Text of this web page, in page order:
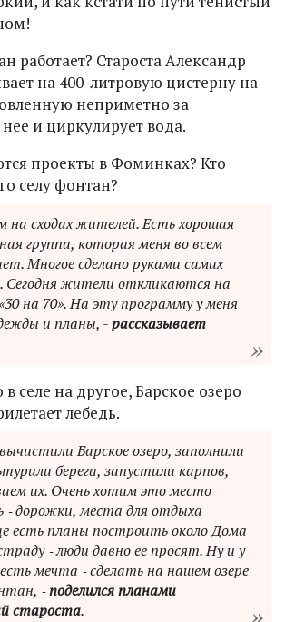
работает? Староста Александр
на 400-литровую цистерну на
неприметно за
и циркулирует вода.
проекты в Фоминках? Кто
селу фонтан?
на сходах жителей. Есть хорошая
группа, которая меня во всем
Многое сделано руками самих
Сегодня жители откликаются на
на 70». На эту программу у меня
и планы, -рассказывает
в селе на другое, Барское озеро
лебедь.
Барское озеро, заполнили
берега, запустили карпов,
их. Очень хотим это место
‑ дорожки, места для отдыха
есть планы построить около Дома
‑ люди давно ее просят. Ну и у
мечта ‑ сделать на нашем озере
‑поделился планами
староста.